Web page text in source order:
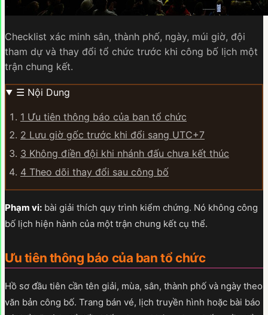
Checklist xác minh sân, thành phố, ngày, múi giờ, đội
tham dự và thay đổi tổ chức trước khi công bố lịch một
trận chung kết.
☰ Nội Dung
1 Ưu tiên thông báo của ban tổ chức
2 Lưu giờ gốc trước khi đổi sang UTC+7
3 Không điền đội khi nhánh đấu chưa kết thúc
4 Theo dõi thay đổi sau công bố
Phạm vi: bài giải thích quy trình kiểm chứng. Nó không công
bố lịch hiện hành của một trận chung kết cụ thể.
Ưu tiên thông báo của ban tổ chức
Hồ sơ đầu tiên cần tên giải, mùa, sân, thành phố và ngày theo
văn bản công bố. Trang bán vé, lịch truyền hình hoặc bài báo